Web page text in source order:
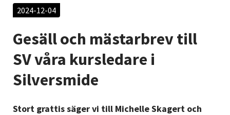
Starta studiecirkel
Cirkelledare
Nyheter
2024-12-04
Gesäll och mästarbrev till
SV våra kursledare i
Silversmide
Stort grattis säger vi till Michelle Skagert och